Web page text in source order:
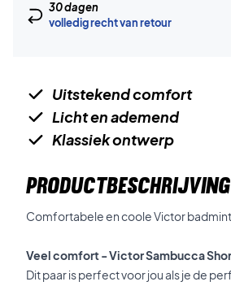
30 dagen
volledig recht van retour
Uitstekend comfort
Licht en ademend
Klassiek ontwerp
PRODUCTBESCHRIJVING
Comfortabele en coole Victor
Veel comfort - Victor Sambucca
Dit paar is perfect voor jou als je de